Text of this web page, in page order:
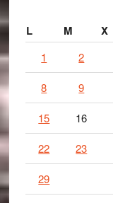
L M X
1 2
8 9
15 16
22 23
29